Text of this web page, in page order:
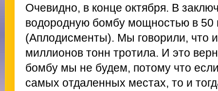
Очевидно, в конце октября. В
водородную бомбу мощностью в 50
(Аплодисменты). Мы говорили, что
миллионов тонн тротила. И это
бомбу мы не будем, потому что
самых отдаленных местах, то и